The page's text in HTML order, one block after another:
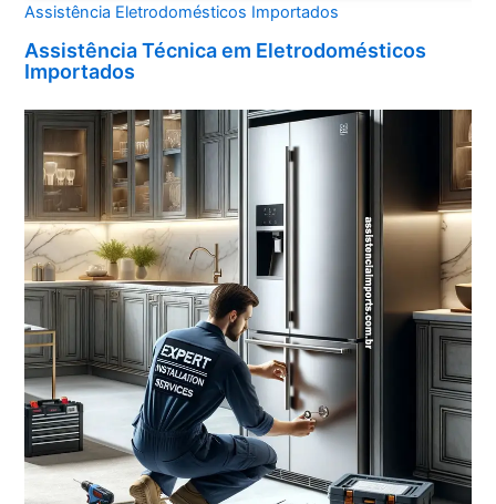
Assistência Eletrodomésticos Importados
Assistência Técnica em Eletrodomésticos
Importados